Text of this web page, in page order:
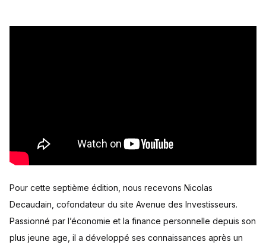
Pour cette septième édition, nous recevons Nicolas
Decaudain, cofondateur du site Avenue des Investisseurs.
Passionné par l’économie et la finance personnelle depuis son
plus jeune age, il a développé ses connaissances après un